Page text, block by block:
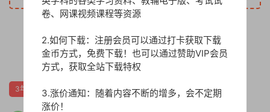
0
3年级单元月考期中期末 状元大考卷 苏教版
卷、网课视频课程等资源
2.如何下载：注册会员可以通过打卡获取下载
金币方式，免费下载！也可以通过赞助VIP会员
方式，获取全站下载特权
3.涨价通知：随着内容不断的增多，会不定期
涨价！